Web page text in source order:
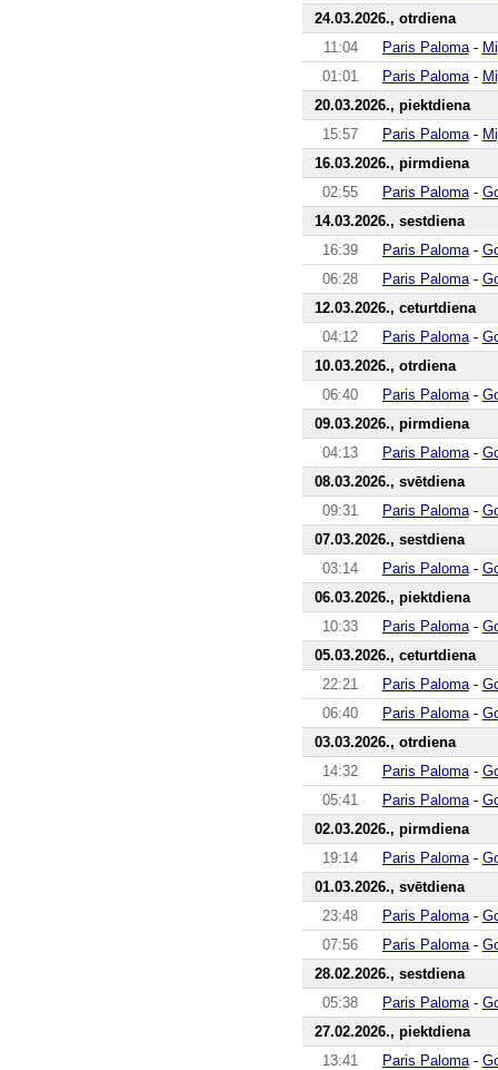
24.03.2026., otrdiena
11:04
Paris Paloma-
01:01
Paris Paloma-
20.03.2026., piektdiena
15:57
Paris Paloma-
16.03.2026., pirmdiena
02:55
Paris Paloma-
14.03.2026., sestdiena
16:39
Paris Paloma-
06:28
Paris Paloma-
12.03.2026., ceturtdiena
04:12
Paris Paloma-
10.03.2026., otrdiena
06:40
Paris Paloma-
09.03.2026., pirmdiena
04:13
Paris Paloma-
08.03.2026., svētdiena
09:31
Paris Paloma-
07.03.2026., sestdiena
03:14
Paris Paloma-
06.03.2026., piektdiena
10:33
Paris Paloma-
05.03.2026., ceturtdiena
22:21
Paris Paloma-
06:40
Paris Paloma-
03.03.2026., otrdiena
14:32
Paris Paloma-
05:41
Paris Paloma-
02.03.2026., pirmdiena
19:14
Paris Paloma-
01.03.2026., svētdiena
23:48
Paris Paloma-
07:56
Paris Paloma-
28.02.2026., sestdiena
05:38
Paris Paloma-
27.02.2026., piektdiena
13:41
Paris Paloma-